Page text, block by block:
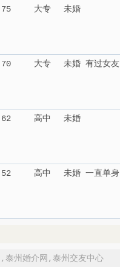
75 大专
未婚
70 大专
未婚 有过女友
62 高中
未婚
52 高中
未婚 一直单身
, 泰州婚介网 , 泰州交友中心